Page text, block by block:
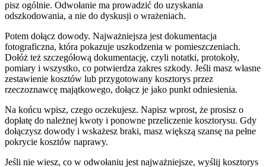
pisz ogólnie. Odwołanie ma prowadzić do uzyskania
odszkodowania, a nie do dyskusji o wrażeniach.
Potem dołącz dowody. Najważniejsza jest dokumentacja
fotograficzna, która pokazuje uszkodzenia w pomieszczeniach.
Dołóż też szczegółową dokumentację, czyli notatki, protokoły,
pomiary i wszystko, co potwierdza zakres szkody. Jeśli masz własne
zestawienie kosztów lub przygotowany kosztorys przez
rzeczoznawcę majątkowego, dołącz je jako punkt odniesienia.
Na końcu wpisz, czego oczekujesz. Napisz wprost, że prosisz o
dopłatę do należnej kwoty i ponowne przeliczenie kosztorysu. Gdy
dołączysz dowody i wskażesz braki, masz większą szansę na pełne
pokrycie kosztów naprawy.
Jeśli nie wiesz, co w odwołaniu jest najważniejsze, wyślij kosztorys